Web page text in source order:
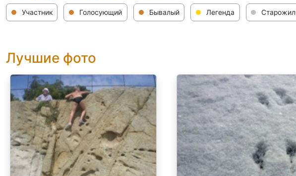
Участник Голосующий Бывалый Легенда Старожил
Лучшие фото